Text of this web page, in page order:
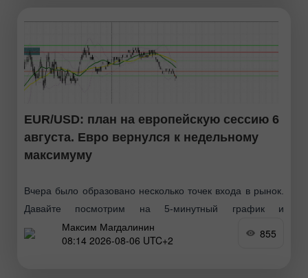
EUR/USD: план на европейскую сессию 6
августа. Евро вернулся к недельному
максимуму
Вчера было образовано несколько точек входа в рынок.
Давайте посмотрим на 5-минутный график и
разберемся с тем, что там произошло. В своем
утреннем прогнозе я обращал внимание на уровень
Максим Магдалинин
08:14 2026-08-06 UTC+2
855